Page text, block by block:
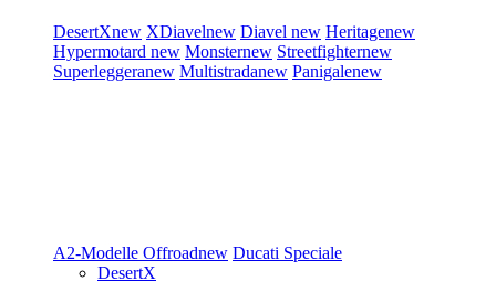
DesertXnew XDiavelnew Diavel new Heritagenew
Hypermotard new Monsternew Streetfighternew
Superleggeranew Multistradanew Panigalenew
A2-Modelle Offroadnew Ducati Speciale
DesertX